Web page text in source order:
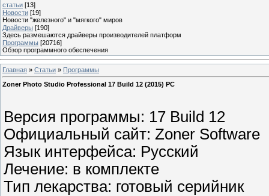
статьи [13]
Новости [19]
Новости "железного" и "мягкого" миров
Драйверы [190]
Здесь размешаются драйверы производителей платформ
Программы [20716]
Обзор программного обеспечения
Главная » Статьи » Программы
Zoner Photo Studio Professional 17 Build 12 (2015) PC
Версия программы: 17 Build 12
Официальный сайт: Zoner Software
Язык интерфейса: Русский
Лечение: в комплекте
Тип лекарства: готовый серийник